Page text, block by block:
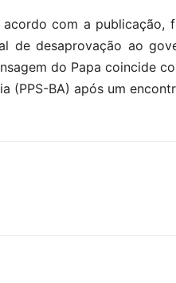
acordo com a publicação,
de desaprovação ao
do Papa coincide
(PPS-BA) após um